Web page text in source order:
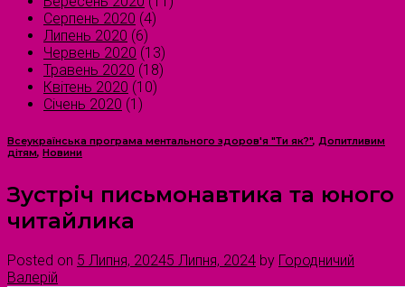
Серпень 2020 (4)
Липень 2020 (6)
Червень 2020 (13)
Травень 2020 (18)
Квітень 2020 (10)
Січень 2020 (1)
Всеукраїнська програма ментального здоров'я "Ти як?", Допитливим
дітям, Новини
Зустріч письмонавтика та юного
читайлика
Posted on 5 Липня, 20245 Липня, 2024 by Городничий
Валерій